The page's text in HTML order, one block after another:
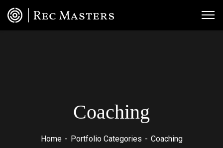
Coaching
Home Portfolio Categories Coaching